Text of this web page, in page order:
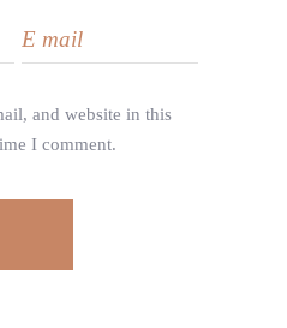
and website in this
I comment.